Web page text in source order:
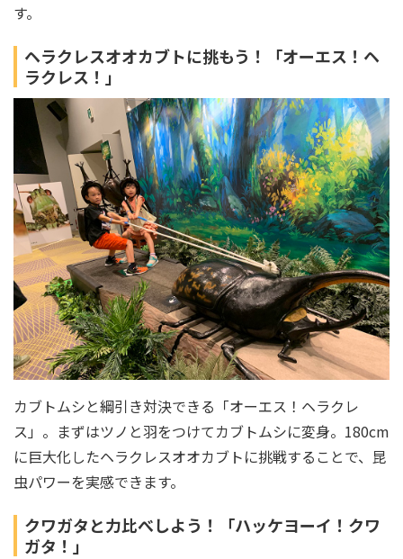
す。
ヘラクレスオオカブトに挑もう！「オーエス！ヘ
ラクレス！」
カブトムシと綱引き対決できる「オーエス！ヘラクレ
ス」。まずはツノと羽をつけてカブトムシに変身。180cm
に巨大化したヘラクレスオオカブトに挑戦することで、昆
虫パワーを実感できます。
クワガタと力比べしよう！「ハッケヨーイ！クワ
ガタ！」